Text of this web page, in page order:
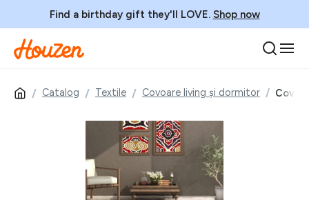
Find a birthday gift they'll LOVE. Shop now
Catalog Textile Covoare living și dormitor